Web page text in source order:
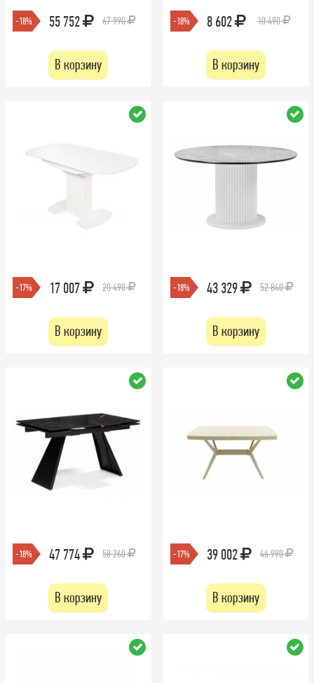
-18% 55 752 67 990
В корзину
-18% 8 602 10 490
В корзину
-17% 17 007 20 490
В корзину
-18% 43 329 52 840
В корзину
-18% 47 774 58 260
В корзину
-17% 39 002 46 990
В корзину